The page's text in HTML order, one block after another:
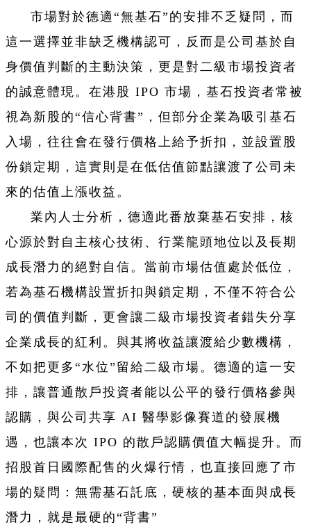
市場對於德適“無基石”的安排不乏疑問，而
這一選擇並非缺乏機構認可，反而是公司基於自
身價值判斷的主動決策，更是對二級市場投資者
的誠意體現。在港股 IPO 市場，基石投資者常被
視為新股的“信心背書”，但部分企業為吸引基石
入場，往往會在發行價格上給予折扣，並設置股
份鎖定期，這實則是在低估值節點讓渡了公司未
來的估值上漲收益。
業內人士分析，德適此番放棄基石安排，核
心源於對自主核心技術、行業龍頭地位以及長期
成長潛力的絕對自信。當前市場估值處於低位，
若為基石機構設置折扣與鎖定期，不僅不符合公
司的價值判斷，更會讓二級市場投資者錯失分享
企業成長的紅利。與其將收益讓渡給少數機構，
不如把更多“水位”留給二級市場。德適的這一安
排，讓普通散戶投資者能以公平的發行價格參與
認購，與公司共享 AI 醫學影像賽道的發展機
遇，也讓本次 IPO 的散戶認購價值大幅提升。而
招股首日國際配售的火爆行情，也直接回應了市
場的疑問：無需基石託底，硬核的基本面與成長
潛力，就是最硬的“背書”